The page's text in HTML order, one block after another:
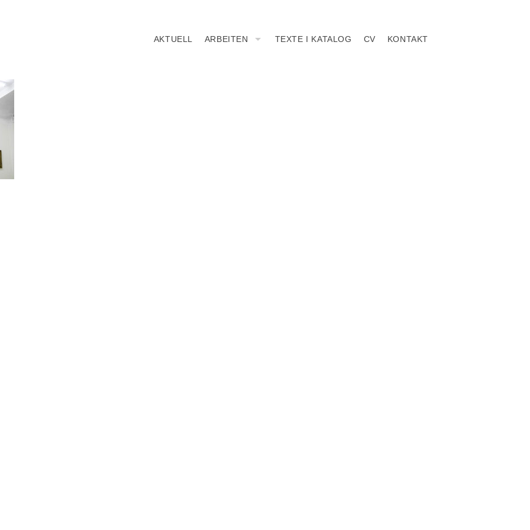
AKTUELL ARBEITEN TEXTE I KATALOG CV KONTAKT